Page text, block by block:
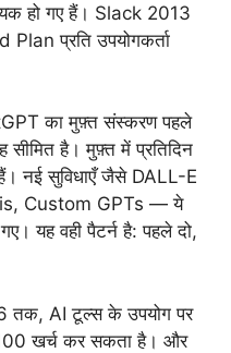
हो गए हैं। Slack 2013
प्रति उपयोगकर्ता
का मुफ़्त संस्करण पहले
है। मुफ़्त में प्रतिदिन
नई सुविधाएँ जैसे DALL-E
Custom GPTs — ये
यह वही पैटर्न है: पहले दो,
तक, AI टूल्स के उपयोग पर
खर्च कर सकता है। और